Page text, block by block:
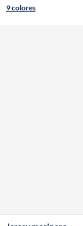
9 colores